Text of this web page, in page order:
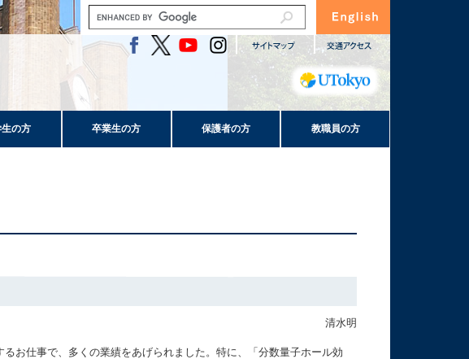
の方 卒業生の方 保護者の方 教職員の方
清水明
お仕事で、多くの業績をあげられました。特に、「分数量子ホール効